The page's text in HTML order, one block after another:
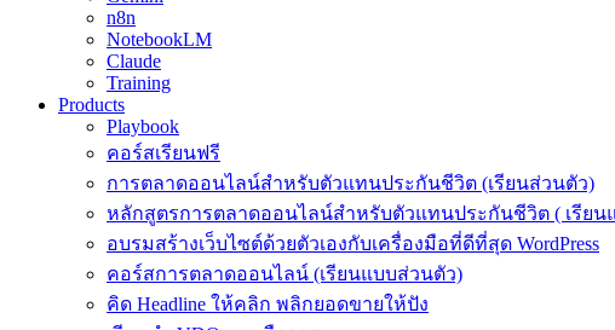
n8n
NotebookLM
Claude
Training
Products
Playbook
คอร์สเรียนฟรี
การตลาดออนไลน์สำหรับตัวแทนประกันชีวิต (เรียนส่วนตัว)
หลักสูตรการตลาดออนไลน์สำหรับตัวแทนประกันชีวิต ( เรียน
อบรมสร้างเว็บไซต์ด้วยตัวเองกับเครื่องมือที่ดีที่สุด WordPress
คอร์สการตลาดออนไลน์ (เรียนแบบส่วนตัว)
คิด Headline ให้คลิก พลิกยอดขายให้ปัง